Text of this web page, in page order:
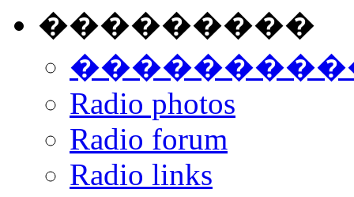
���������
Radio photos
Radio forum
Radio links